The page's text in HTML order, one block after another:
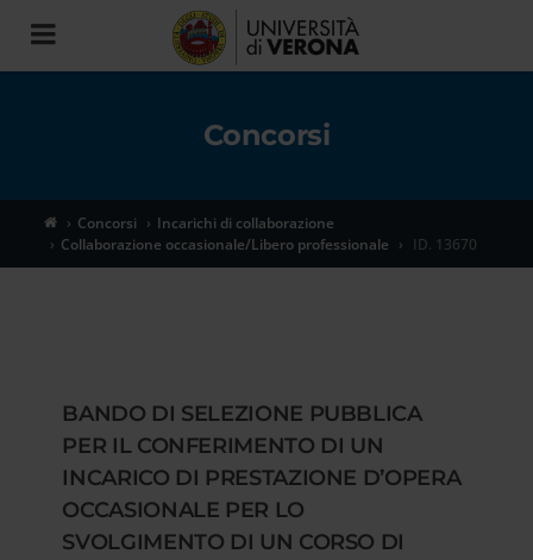
Toggle
navigation
Concorsi
Concorsi
Incarichi di collaborazione
Collaborazione occasionale/Libero professionale
ID. 13670
BANDO DI SELEZIONE PUBBLICA
PER IL CONFERIMENTO DI UN
INCARICO DI PRESTAZIONE D’OPERA
OCCASIONALE PER LO
SVOLGIMENTO DI UN CORSO DI